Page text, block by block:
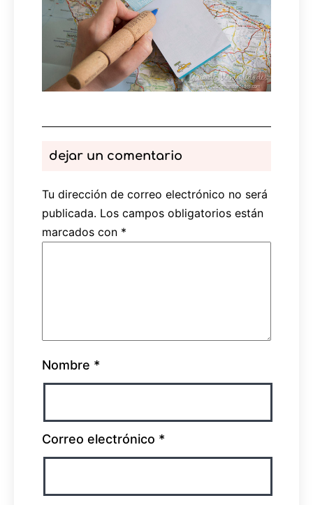
dejar un comentario
Tu dirección de correo electrónico no será
publicada. Los campos obligatorios están
marcados con *
Nombre *
Correo electrónico *